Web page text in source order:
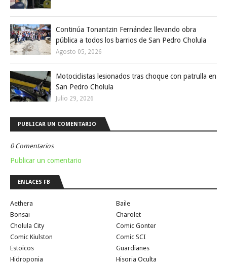
Continúa Tonantzin Fernández llevando obra
pública a todos los barrios de San Pedro Cholula
Agosto 05, 2026
Motociclistas lesionados tras choque con patrulla en
San Pedro Cholula
Julio 29, 2026
PUBLICAR UN COMENTARIO
0 Comentarios
Publicar un comentario
ENLACES FB
Aethera
Baile
Bonsai
Charolet
Cholula City
Comic Gonter
Comic Kiulston
Comic SCI
Estoicos
Guardianes
Hidroponia
Hisoria Oculta